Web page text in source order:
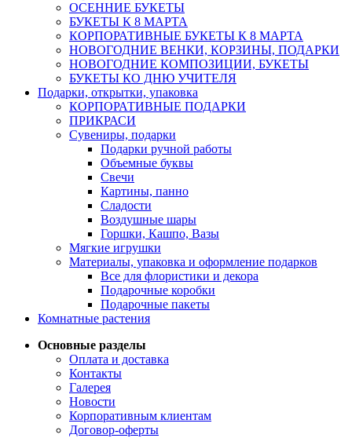
ОСЕННИЕ БУКЕТЫ
БУКЕТЫ К 8 МАРТА
КОРПОРАТИВНЫЕ БУКЕТЫ К 8 МАРТА
НОВОГОДНИЕ ВЕНКИ, КОРЗИНЫ, ПОДАРКИ
НОВОГОДНИЕ КОМПОЗИЦИИ, БУКЕТЫ
БУКЕТЫ КО ДНЮ УЧИТЕЛЯ
Подарки, открытки, упаковка
КОРПОРАТИВНЫЕ ПОДАРКИ
ПРИКРАСИ
Сувениры, подарки
Подарки ручной работы
Объемные буквы
Свечи
Картины, панно
Сладости
Воздушные шары
Горшки, Кашпо, Вазы
Мягкие игрушки
Материалы, упаковка и оформление подарков
Все для флористики и декора
Подарочные коробки
Подарочные пакеты
Комнатные растения
Основные разделы
Оплата и доставка
Контакты
Галерея
Новости
Корпоративным клиентам
Договор-оферты